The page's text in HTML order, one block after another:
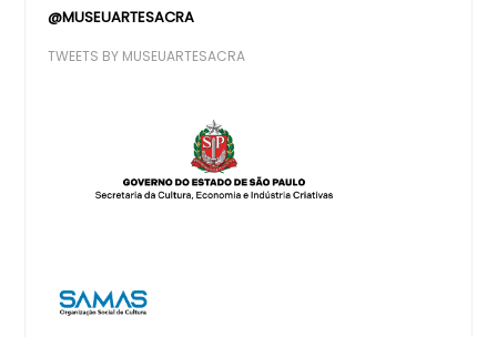
@MUSEUARTESACRA
TWEETS BY MUSEUARTESACRA